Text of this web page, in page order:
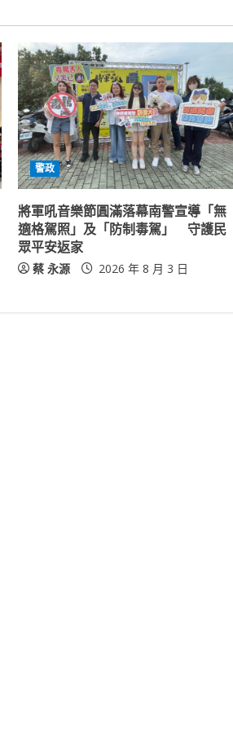
警政
將軍吼音樂節圓滿落幕南警宣導「無
適格駕照」及「防制毒駕」 守護民
眾平安返家
蔡 永源 2026 年 8 月 3 日